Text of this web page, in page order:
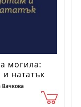
могила:
и нататък